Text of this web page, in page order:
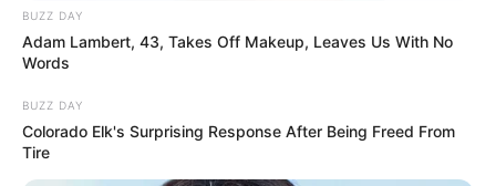
les étoiles vous proposent aujourd’hui.
numéros chance.
BUZZ DAY
Adam Lambert, 43, Takes Off Makeup, Leaves Us With No
Words
BUZZ DAY
Colorado Elk's Surprising Response After Being Freed From
Tire